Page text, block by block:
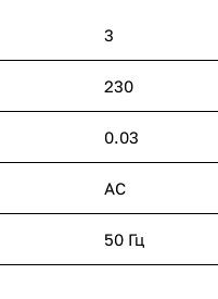
3
230
0.03
AC
50 Гц